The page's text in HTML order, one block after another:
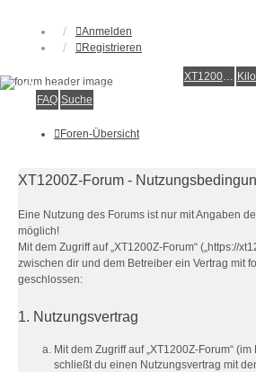
Anmelden
Registrieren
XT1200Z-Wiki
Alles rund um die Yamaha XT1200Z Super
FAQ Suche
Foren-Übersicht
XT1200Z-Forum -
Eine Nutzung des Forums ist nur mit Angaben
möglich!
Mit dem Zugriff auf „XT1200Z-Forum“ („https://
zwischen dir und dem Betreiber ein Vertrag mit
geschlossen:
1. Nutzungsvertrag
Mit dem Zugriff auf „XT1200Z-Forum“
schließt du einen Nutzungsvertrag mit